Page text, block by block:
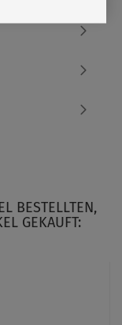
BESTELLTEN,
GEKAUFT: